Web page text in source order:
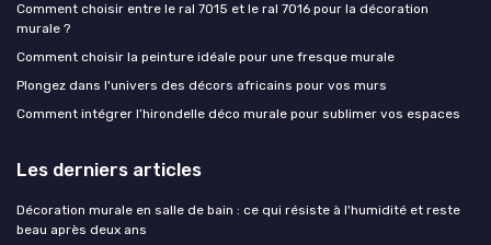
Comment choisir entre le ral 7015 et le ral 7016 pour la décoration
murale ?
Comment choisir la peinture idéale pour une fresque murale
Plongez dans l'univers des décors africains pour vos murs
Comment intégrer l’hirondelle déco murale pour sublimer vos espaces
Les derniers articles
Décoration murale en salle de bain : ce qui résiste à l'humidité et reste
beau après deux ans